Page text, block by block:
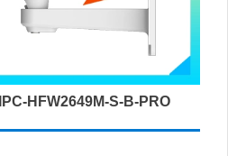
HFW2649M-S-B-PRO